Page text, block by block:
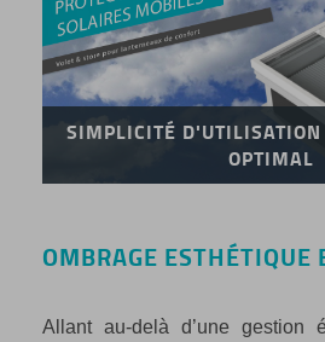
SIMPLICITÉ D'UTILISATION
OPTIMAL
OMBRAGE ESTHÉTIQUE
Allant au-delà d’une gestion